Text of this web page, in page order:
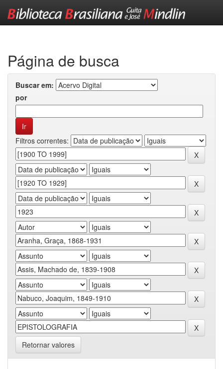
Página de busca
Buscar em:
por
Filtros correntes:
Retornar valores